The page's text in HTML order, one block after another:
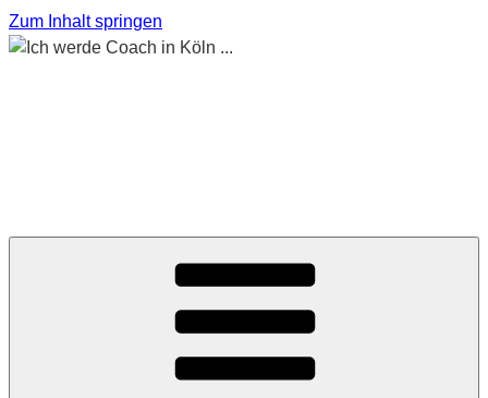
Zum Inhalt springen